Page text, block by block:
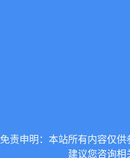
免责申明：本站所有内容仅供
建议您咨询相